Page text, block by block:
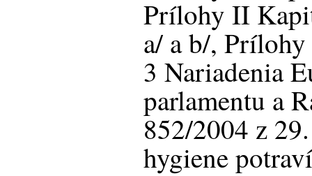
Prílohy II
a/ a b/,
3 Nariadenia
parlamentu a
852/2004 z
hygiene